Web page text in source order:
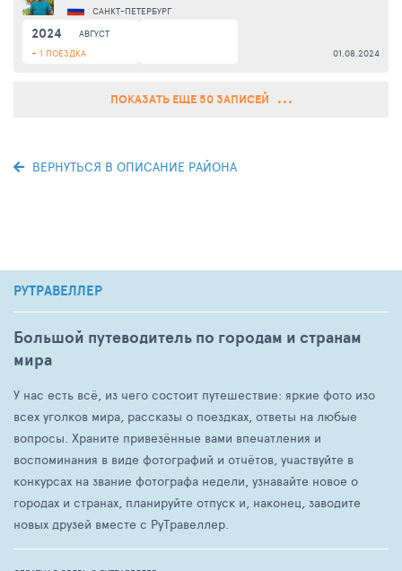
САНКТ-ПЕТЕРБУРГ
2024
АВГУСТ
+ 1 ПОЕЗДКА
01.08.2024
ПОКАЗАТЬ ЕЩЕ 50 ЗАПИСЕЙ
ВЕРНУТЬСЯ В ОПИСАНИЕ РАЙОНА
РУТРАВЕЛЛЕР
Большой путеводитель по городам и странам
мира
У нас есть всё, из чего состоит путешествие: яркие фото изо
всех уголков мира, рассказы о поездках, ответы на любые
вопросы. Храните привезённые вами впечатления и
воспоминания в виде фотографий и отчётов, участвуйте в
конкурсах на звание фотографа недели, узнавайте новое о
городах и странах, планируйте отпуск и, наконец, заводите
новых друзей вместе с РуТравеллер.